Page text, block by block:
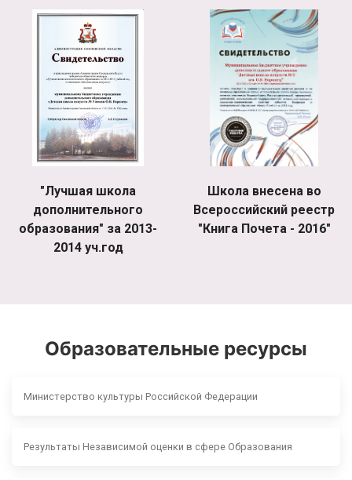
"Лучшая школа
дополнительного
образования" за 2013-
2014 уч.год
Школа внесена во
Всероссийский реестр
"Книга Почета - 2016"
Образовательные ресурсы
Министерство культуры Российской Федерации
Результаты Независимой оценки в сфере Образования